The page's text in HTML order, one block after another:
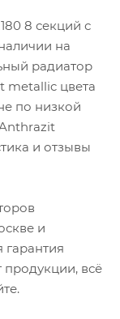
8 секций с
на
радиатор
metallic цвета
по низкой
и отзывы
и
продукции, всё